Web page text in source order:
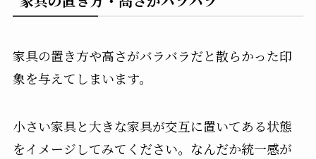
家具の置き方や高さがバラバラだと散らかった印
象を与えてしまいます。
小さい家具と大きな家具が交互に置いてある状態
をイメージしてみてください。なんだか統一感が